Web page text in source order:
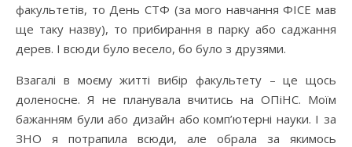
факультетів, то День СТФ (за мого навчання ФІСЕ мав
ще таку назву), то прибирання в парку або саджання
дерев. І всюди було весело, бо було з друзями.
Взагалі в моєму житті вибір факультету – це щось
доленосне. Я не планувала вчитись на ОПіНС. Моїм
бажанням були або дизайн або комп’ютерні науки. І за
ЗНО я потрапила всюди, але обрала за якимось